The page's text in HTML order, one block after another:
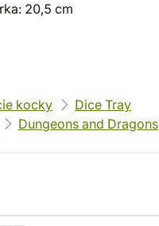
20,5 cm
kocky
Dice Tray
Dungeons and Dragons